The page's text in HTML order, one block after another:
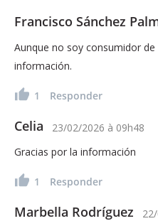
Francisco Sánchez
Aunque no soy consumidor
información.
1 Responder
Celia 23/02/2026 à 09h48
Gracias por la información
1 Responder
Marbella Rodríguez